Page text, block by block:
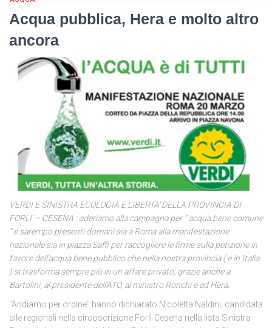
Acqua pubblica, Hera e molto altro
ancora
VERDI E SINISTRA ECOLOGIA E LIBERTA’ DELLA PROVINCIA DI
FORLI’ – CESENA : aderiamo alla campagna per “ acqua bene comune
“ e sarempo presenti domani sia a Roma alla manifestazione
nazionale sia in piazza Saffi per raccogliere le firme sulla petizione in
favore dell’acqua bene pubblico che nella nostra provincia ( e in Italia
) si trasforma sempre più in un affare privato, grazie anche a
Bartolini, al presidente dell’ATO, al ministro Ronchi e ad Hera.
“Andiamo per ordine” hanno dichiarato Nicoletta Naldini, candidata
alle regionali nella circoscrizione Forlì-Cesena nella lista Sinistra